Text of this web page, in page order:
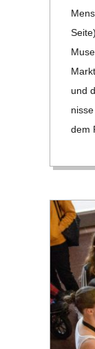
und
dem